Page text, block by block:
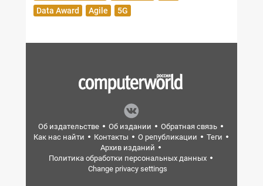
Data Award
Agile 5G
Об издательстве Об издании
Обратная связь
Как нас найти
Контакты О републикации
Теги
Архив изданий
Политика обработки персональных данных
Change privacy settings